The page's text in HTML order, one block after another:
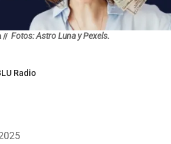
// Fotos: Astro Luna y Pexels.
Radio